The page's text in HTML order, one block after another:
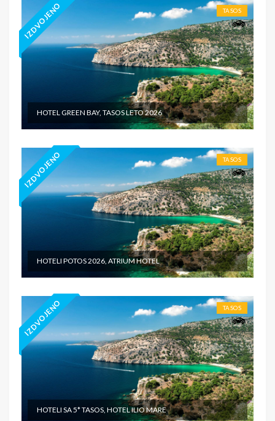
IZDVOJENO TASOS
HOTEL GREEN BAY, TASOS LETO 2026
IZDVOJENO TASOS
HOTELI POTOS 2026, ATRIUM HOTEL
IZDVOJENO TASOS
HOTELI SA 5* TASOS, HOTEL ILIO MARE